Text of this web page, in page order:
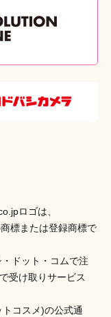
ください。
ロゴは、
標または登録商標で
ドット・コムで注
受け取りサービス
コスメ)の公式通